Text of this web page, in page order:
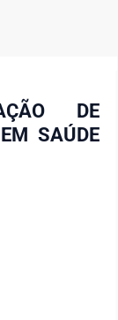
DE
SAÚDE